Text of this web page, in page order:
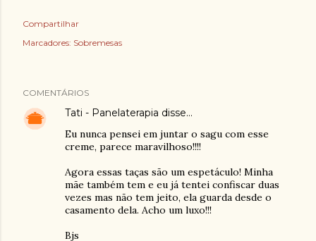
Compartilhar
Marcadores: Sobremesas
COMENTÁRIOS
Tati - Panelaterapia disse…
Eu nunca pensei em juntar o sagu com esse
creme, parece maravilhoso!!!!
Agora essas taças são um espetáculo! Minha
mãe também tem e eu já tentei confiscar duas
vezes mas não tem jeito, ela guarda desde o
casamento dela. Acho um luxo!!!
Bjs